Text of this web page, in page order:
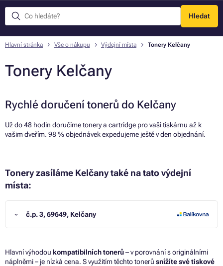
Hledat
Menu
Hlavní stránka Vše o nákupu Výdejní místa Tonery Kelčany
Tonery Kelčany
Rychlé doručení tonerů do Kelčany
Už do 48 hodin doručíme tonery a cartridge pro vaši tiskárnu až k
vašim dveřím. 98 % objednávek expedujeme ještě v den objednání.
Tonery zasíláme Kelčany také na tato výdejní
místa:
č.p. 3, 69649, Kelčany
Hlavní výhodou kompatibilních tonerů– v porovnání s originálními
náplněmi – je nízká cena. S využitím těchto tonerů snížíte své tiskové